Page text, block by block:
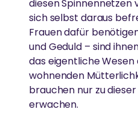
diesen Spinnennetzen
sich selbst daraus
Frauen dafür
und Geduld – sind
das eigentliche Wesen
wohnenden
brauchen nur zu
erwachen.